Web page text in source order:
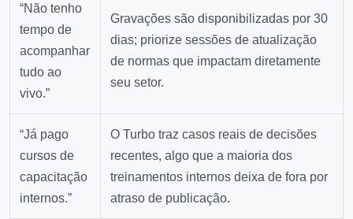
“Não tenho
tempo de
acompanhar
tudo ao
vivo.”
Gravações são disponibilizadas por 30
dias; priorize sessões de atualização
de normas que impactam diretamente
seu setor.
“Já pago
cursos de
capacitação
internos.”
O Turbo traz casos reais de decisões
recentes, algo que a maioria dos
treinamentos internos deixa de fora por
atraso de publicação.